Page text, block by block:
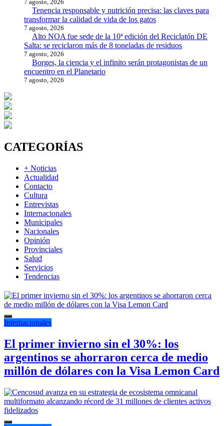
7 agosto, 2026
Tenencia responsable y nutrición precisa: las claves para
transformar la calidad de vida de los gatos
7 agosto, 2026
Alto NOA fue sede de la 10ª edición del Reciclatón DE
Salta: se reciclaron más de 8 toneladas de residuos
7 agosto, 2026
Borges, la ciencia y el infinito serán protagonistas de un
encuentro en el Planetario
7 agosto, 2026
CATEGORÍAS
+ Noticias
Actualidad
Contacto
Cultura
Entrevistas
Internacionales
Municipales
Nacionales
Opinión
Provinciales
Salud
Servicios
Tendencias
Internacionales
El primer invierno sin el 30%: los
argentinos se ahorraron cerca de medio
millón de dólares con la Visa Lemon Card